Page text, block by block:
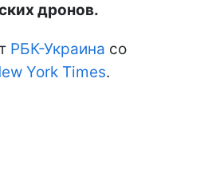
дронов.
РБК-Украина со
York Times.